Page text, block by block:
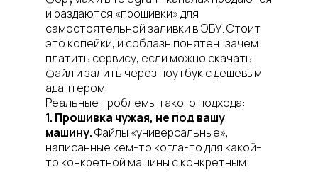
и раздаются «прошивки» для
самостоятельной заливки в ЭБУ. Стоит
это копейки, и соблазн понятен: зачем
платить сервису, если можно скачать
файл и залить через ноутбук с дешевым
адаптером.
Реальные проблемы такого подхода:
1. Прошивка чужая, не под вашу
машину.Файлы «универсальные»,
написанные кем-то когда-то для какой-
то конкретной машины с конкретным